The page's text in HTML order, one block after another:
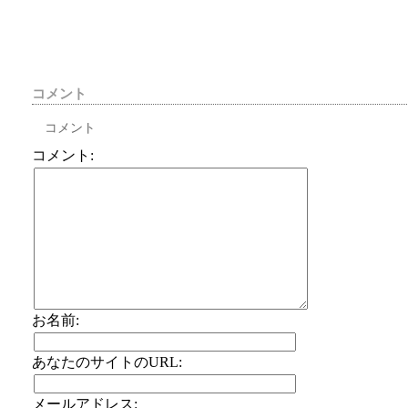
コメント
コメント
コメント:
お名前:
あなたのサイトのURL:
メールアドレス: